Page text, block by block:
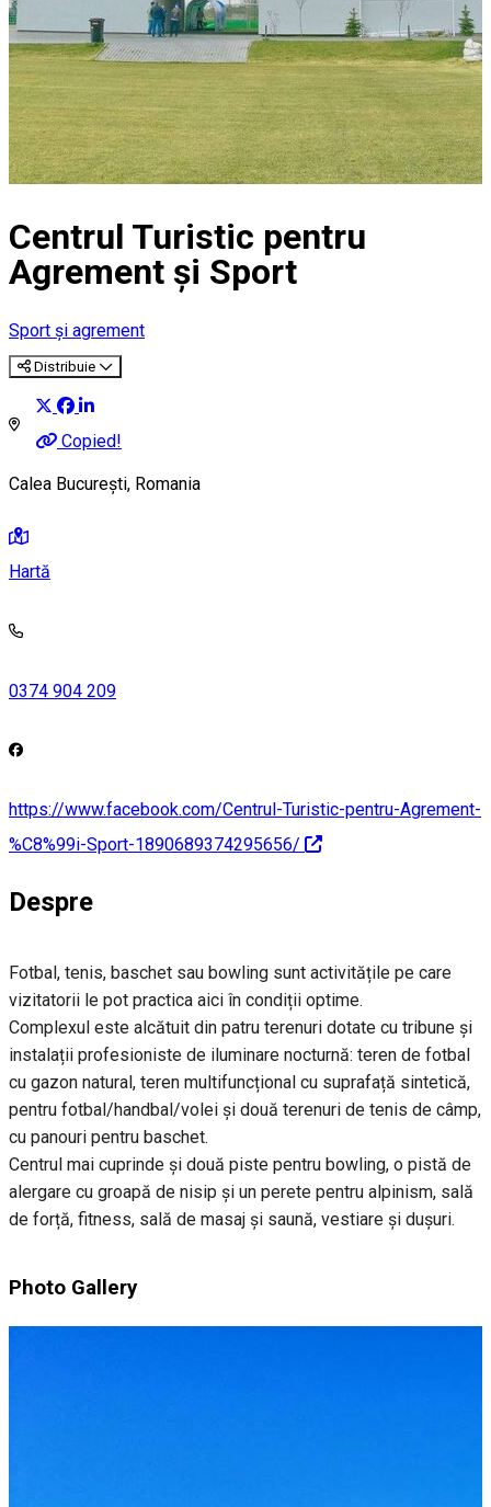
Centrul Turistic pentru
Agrement și Sport
Sport și agrement
Distribuie
Copied!
Calea București, Romania
Hartă
0374 904 209
https://www.facebook.com/Centrul-Turistic-pentru-Agrement-
%C8%99i-Sport-1890689374295656/
Despre
Fotbal, tenis, baschet sau bowling sunt activitățile pe care
vizitatorii le pot practica aici în condiții optime.
Complexul este alcătuit din patru terenuri dotate cu tribune și
instalații profesioniste de iluminare nocturnă: teren de fotbal
cu gazon natural, teren multifuncțional cu suprafață sintetică,
pentru fotbal/handbal/volei și două terenuri de tenis de câmp,
cu panouri pentru baschet.
Centrul mai cuprinde și două piste pentru bowling, o pistă de
alergare cu groapă de nisip și un perete pentru alpinism, sală
de forță, fitness, sală de masaj și saună, vestiare și dușuri.
Photo Gallery